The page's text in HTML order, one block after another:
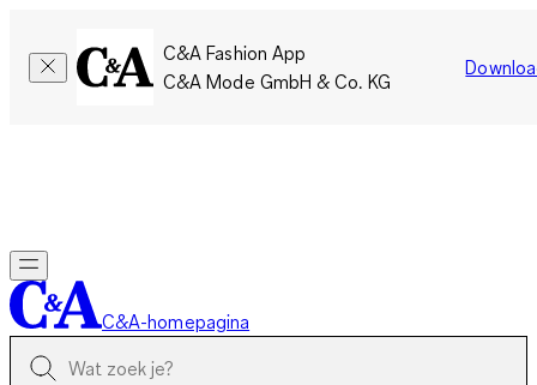
C&A Fashion App
C&A Mode GmbH & Co. KG
C&A-homepagina